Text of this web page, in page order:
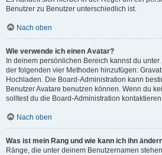
Benutzer zu Benutzer unterschiedlich ist.
Nach oben
Wie verwende ich einen Avatar?
In deinem persönlichen Bereich kannst du unter
der folgenden vier Methoden hinzufügen:
Hochladen. Die Board-Administration kann
Benutzer Avatare benutzen können. Wenn du
solltest du die Board-Administration
Nach oben
Was ist mein Rang und wie kann ich ihn
Ränge, die unter deinem Benutzernamen